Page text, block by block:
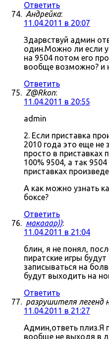
Ответить
Андрейка:
11.04.2011 в 20:07
Здарвствуй админ
один.Можно ли если
на 9504 потом его
вообще возможно? и
Ответить
Z@Rkon:
11.04.2011 в 20:55
admin
2. Если приставка
2010 года это еще не
просто в приставках
100% 9504, а так
приставках
А как можно узнать
боксе?
Ответить
макааар)):
11.04.2011 в 21:04
блин, я не понял,
пиратские игры будут
записываться на
будут выходить на
Ответить
разрушителя легенд
11.04.2011 в 21:27
Админ,ответь плиз.Я
вообще не выходя в